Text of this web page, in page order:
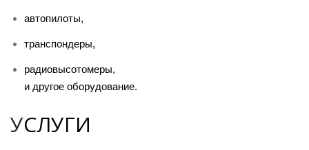
автопилоты,
транспондеры,
радиовысотомеры,
и другое оборудование.
УСЛУГИ